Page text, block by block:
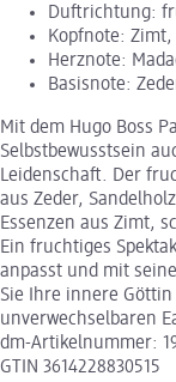
Duftrichtung:
Kopfnote:
Herznote:
Basisnote:
Mit dem Hugo Boss
Selbstbewusstsein
Leidenschaft. Der
aus Zeder,
Essenzen aus Zimt,
Ein fruchtiges
anpasst und mit
Sie Ihre innere
unverwechselbaren
dm-Artikelnummer:
GTIN 3614228830515